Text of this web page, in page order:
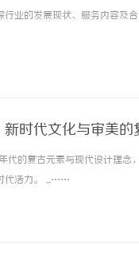
行业的发展现状、服务内容及
时代文化与审美的
的复古元素与现代设计理念
代活力。 ...……